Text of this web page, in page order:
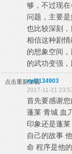
够，不过现
问题，主要
也比较深刻，
相信这种剧
的想象空间
的武功变强，
点击重新加载xyl2134903
2017-11-21
首先要感谢
蓬莱 青城 血
印象还是蓬
自己的故事
命 程序是他